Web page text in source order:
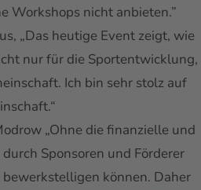
Workshops nicht anbieten.”
„Das heutige Event zeigt, wie
nur für die Sportentwicklung,
Ich bin sehr stolz auf
„Ohne die finanzielle und
Sponsoren und Förderer
können. Daher